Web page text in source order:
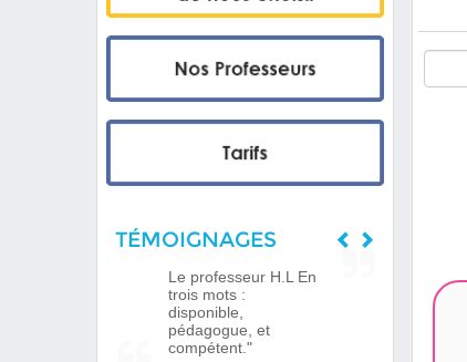
TÉMOIGNAGES
Le professeur H.L En
trois mots :
disponible,
pédagogue, et
compétent."